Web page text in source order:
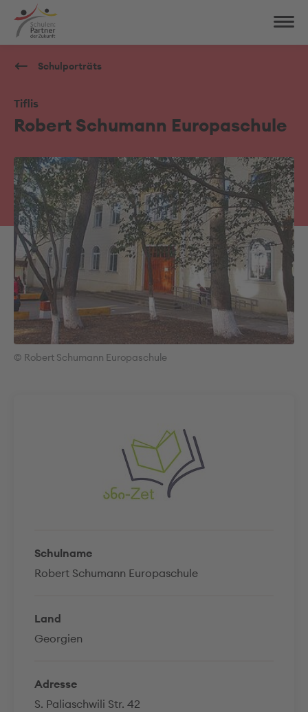
Schulporträts
Tiflis
Robert Schumann Europaschule
Schulname
Robert Schumann Europaschule
Land
Georgien
Adresse
S. Paliaschwili Str. 42
© Robert Schumann Europaschule